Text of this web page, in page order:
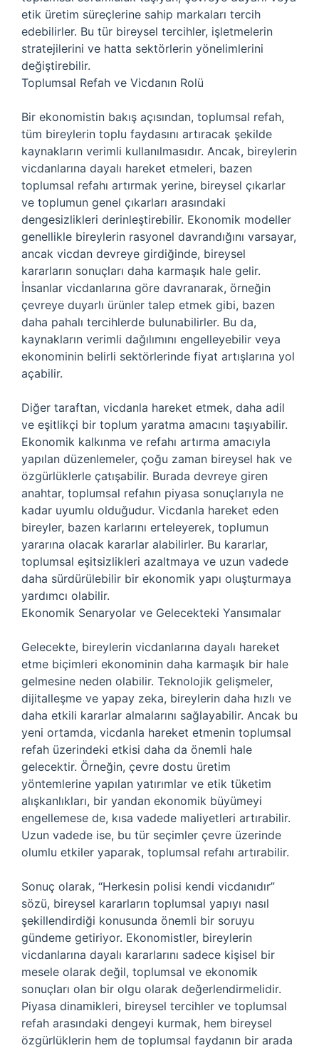
etik üretim süreçlerine sahip markaları tercih
edebilirler. Bu tür bireysel tercihler, işletmelerin
stratejilerini ve hatta sektörlerin yönelimlerini
değiştirebilir.
Toplumsal Refah ve Vicdanın Rolü
Bir ekonomistin bakış açısından, toplumsal refah,
tüm bireylerin toplu faydasını artıracak şekilde
kaynakların verimli kullanılmasıdır. Ancak, bireylerin
vicdanlarına dayalı hareket etmeleri, bazen
toplumsal refahı artırmak yerine, bireysel çıkarlar
ve toplumun genel çıkarları arasındaki
dengesizlikleri derinleştirebilir. Ekonomik modeller
genellikle bireylerin rasyonel davrandığını varsayar,
ancak vicdan devreye girdiğinde, bireysel
kararların sonuçları daha karmaşık hale gelir.
İnsanlar vicdanlarına göre davranarak, örneğin
çevreye duyarlı ürünler talep etmek gibi, bazen
daha pahalı tercihlerde bulunabilirler. Bu da,
kaynakların verimli dağılımını engelleyebilir veya
ekonominin belirli sektörlerinde fiyat artışlarına yol
açabilir.
Diğer taraftan, vicdanla hareket etmek, daha adil
ve eşitlikçi bir toplum yaratma amacını taşıyabilir.
Ekonomik kalkınma ve refahı artırma amacıyla
yapılan düzenlemeler, çoğu zaman bireysel hak ve
özgürlüklerle çatışabilir. Burada devreye giren
anahtar, toplumsal refahın piyasa sonuçlarıyla ne
kadar uyumlu olduğudur. Vicdanla hareket eden
bireyler, bazen karlarını erteleyerek, toplumun
yararına olacak kararlar alabilirler. Bu kararlar,
toplumsal eşitsizlikleri azaltmaya ve uzun vadede
daha sürdürülebilir bir ekonomik yapı oluşturmaya
yardımcı olabilir.
Ekonomik Senaryolar ve Gelecekteki Yansımalar
Gelecekte, bireylerin vicdanlarına dayalı hareket
etme biçimleri ekonominin daha karmaşık bir hale
gelmesine neden olabilir. Teknolojik gelişmeler,
dijitalleşme ve yapay zeka, bireylerin daha hızlı ve
daha etkili kararlar almalarını sağlayabilir. Ancak bu
yeni ortamda, vicdanla hareket etmenin toplumsal
refah üzerindeki etkisi daha da önemli hale
gelecektir. Örneğin, çevre dostu üretim
yöntemlerine yapılan yatırımlar ve etik tüketim
alışkanlıkları, bir yandan ekonomik büyümeyi
engellemese de, kısa vadede maliyetleri artırabilir.
Uzun vadede ise, bu tür seçimler çevre üzerinde
olumlu etkiler yaparak, toplumsal refahı artırabilir.
Sonuç olarak, “Herkesin polisi kendi vicdanıdır”
sözü, bireysel kararların toplumsal yapıyı nasıl
şekillendirdiği konusunda önemli bir soruyu
gündeme getiriyor. Ekonomistler, bireylerin
vicdanlarına dayalı kararlarını sadece kişisel bir
mesele olarak değil, toplumsal ve ekonomik
sonuçları olan bir olgu olarak değerlendirmelidir.
Piyasa dinamikleri, bireysel tercihler ve toplumsal
refah arasındaki dengeyi kurmak, hem bireysel
özgürlüklerin hem de toplumsal faydanın bir arada